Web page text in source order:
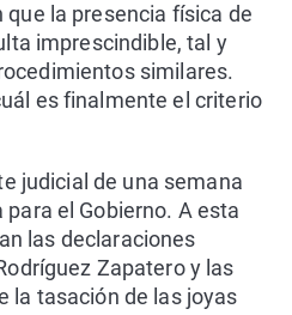
la presencia física de
imprescindible, tal y
similares.
es finalmente el criterio
judicial de una semana
el Gobierno. A esta
las declaraciones
Zapatero y las
la tasación de las joyas